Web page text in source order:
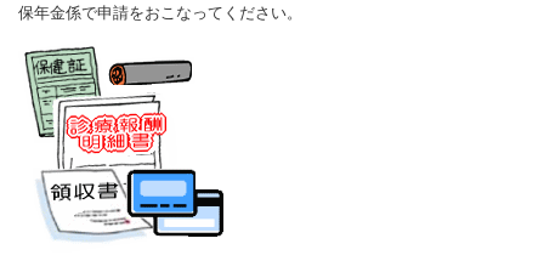
保年金係で申請をおこなってください。